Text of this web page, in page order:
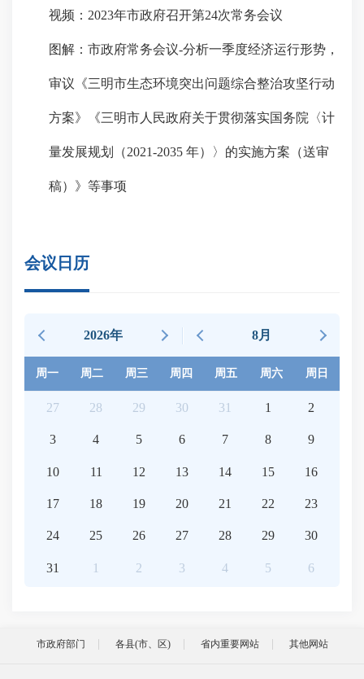
视频：2023年市政府召开第24次常务会议
图解：市政府常务会议-分析一季度经济运行形势，
审议《三明市生态环境突出问题综合整治攻坚行动
方案》《三明市人民政府关于贯彻落实国务院〈计
量发展规划（2021-2035 年）〉的实施方案（送审
稿）》等事项
会议日历
2026年 8月
周一 周二 周三 周四 周五 周六 周日
27 28 29 30 31 1 2
3 4 5 6 7 8 9
10 11 12 13 14 15 16
17 18 19 20 21 22 23
24 25 26 27 28 29 30
31 1 2 3 4 5 6
市政府部门 各县(市、区) 省内重要网站 其他网站